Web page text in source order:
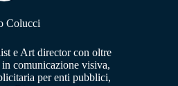
Colucci
e Art director con oltre
in comunicazione visiva,
per enti pubblici,